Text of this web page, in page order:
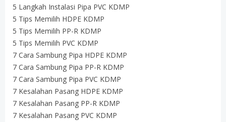
5 Langkah Instalasi Pipa PVC KDMP
5 Tips Memilih HDPE KDMP
5 Tips Memilih PP-R KDMP
5 Tips Memilih PVC KDMP
7 Cara Sambung Pipa HDPE KDMP
7 Cara Sambung Pipa PP-R KDMP
7 Cara Sambung Pipa PVC KDMP
7 Kesalahan Pasang HDPE KDMP
7 Kesalahan Pasang PP-R KDMP
7 Kesalahan Pasang PVC KDMP